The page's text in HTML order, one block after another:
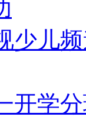
少儿
开学